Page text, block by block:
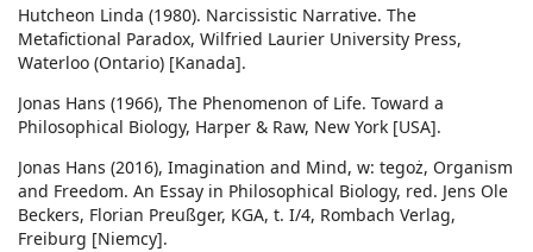
Hutcheon Linda (1980). Narcissistic Narrative. The
Metafictional Paradox, Wilfried Laurier University Press,
Waterloo (Ontario) [Kanada].
Jonas Hans (1966), The Phenomenon of Life. Toward a
Philosophical Biology, Harper & Raw, New York [USA].
Jonas Hans (2016), Imagination and Mind, w: tegoż, Organism
and Freedom. An Essay in Philosophical Biology, red. Jens Ole
Beckers, Florian Preußger, KGA, t. I/4, Rombach Verlag,
Freiburg [Niemcy].